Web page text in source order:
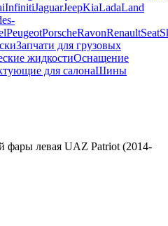
InfinitiJaguarJeepKiaLadaLand
PeugeotPorscheRavonRenaultSeat
Запчати для грузовых
жидкостиОснащение
для салонаШины
фары левая UAZ Patriot (2014-